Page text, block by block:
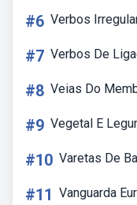
#6 Verbos
#7 Verbos De
#8 Veias Do
#9 Vegetal E
#10 Varetas De
#11 Vanguarda